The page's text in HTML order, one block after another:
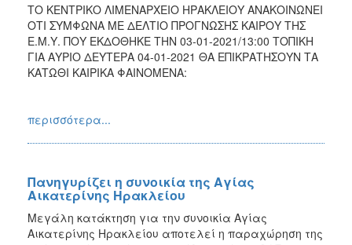
ΤΟ ΚΕΝΤΡΙΚΟ ΛΙΜΕΝΑΡΧΕΙΟ ΗΡΑΚΛΕΙΟΥ ΑΝΑΚΟΙΝΩΝΕΙ
ΟΤΙ ΣΥΜΦΩΝΑ ΜΕ ΔΕΛΤΙΟ ΠΡΟΓΝΩΣΗΣ ΚΑΙΡΟΥ ΤΗΣ
Ε.Μ.Υ. ΠΟΥ ΕΚΔΟΘΗΚΕ ΤΗΝ 03-01-2021/13:00 ΤΟΠΙΚΗ
ΓΙΑ ΑΥΡΙΟ ΔΕΥΤΕΡΑ 04-01-2021 ΘΑ ΕΠΙΚΡΑΤΗΣΟΥΝ ΤΑ
ΚΑΤΩΘΙ ΚΑΙΡΙΚΑ ΦΑΙΝΟΜΕΝΑ:
περισσότερα...
Πανηγυρίζει η συνοικία της Αγίας
Αικατερίνης Ηρακλείου
Μεγάλη κατάκτηση για την συνοικία Αγίας
Αικατερίνης Ηρακλείου αποτελεί η παραχώρηση της